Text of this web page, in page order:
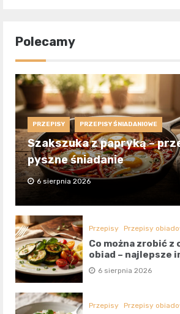
Polecamy
PRZEPISY PRZEPISY ŚNIADANIOWE
Szakszuka z papryką –
pyszne śniadanie
6 sierpnia 2026
Przepisy Przepisy
Co można zrobić z
obiad – najlepsze
6 sierpnia 2026
Przepisy Przepisy